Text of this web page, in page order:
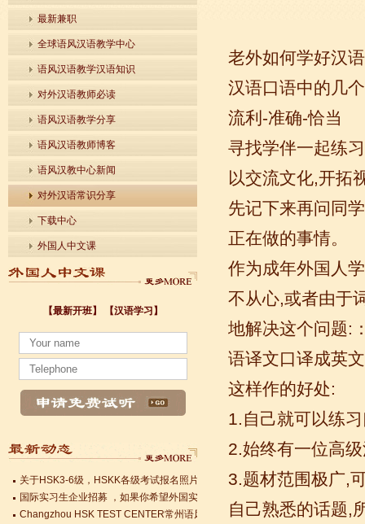
最新兼职
全球语风汉语教学中心
语风汉语教学汉语知识
对外汉语教师必读
语风汉语教学分享
语风汉语教师博客
语风汉教中心新闻
对外汉语常识分享
下载中心
外国人中文课
【最新开班】 【汉语学习】
小暑至，盛夏始
法国南特大学｜国家公立大学国际企业管理硕士 + 跨文化职场通行证，2025 招
各个国家留学对雅思分数的具体要求
Survival Chinese for Beginners 30-Day Challenge day 3
雅思考试介绍
Survival Chinese for Beginners 30-Day Challenge day 1
国际实习生企业招募 ，如果你希望外国实习生到你的公司工作，请联系我们
Changzhou HSK TEST CENTER常州语风HSK考点正式对外开考了，常州的
小暑至，盛夏始
老外如何学好汉
汉语口语中的几
流利-准确-恰当
寻找学伴一起练
以交流文化,开拓
先记下来再问同
正在做的事情。
作为成年外国人
不从心,或者由于
地解决这个问题:
语译文口译成英
这样作的好处:
1.自己就可以练
2.始终有一位高
3.题材范围极广,
自己熟悉的话题,